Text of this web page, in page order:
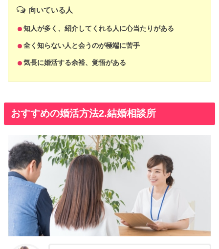
向いている人
知人が多く、紹介してくれる人に心当たりがある
全く知らない人と会うのが極端に苦手
気長に婚活する余裕、覚悟がある
おすすめの婚活方法2.結婚相談所